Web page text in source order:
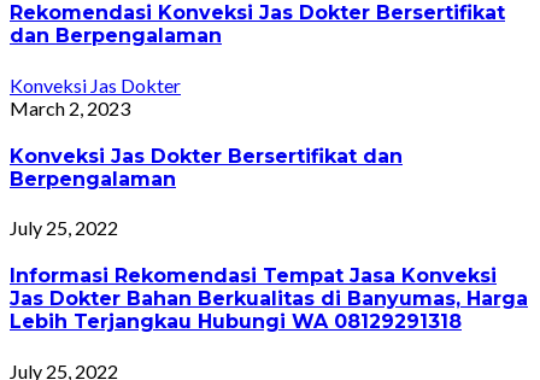
Rekomendasi Konveksi Jas Dokter Bersertifikat
dan Berpengalaman
Konveksi Jas Dokter
March 2, 2023
Konveksi Jas Dokter Bersertifikat dan
Berpengalaman
July 25, 2022
Informasi Rekomendasi Tempat Jasa Konveksi
Jas Dokter Bahan Berkualitas di Banyumas, Harga
Lebih Terjangkau Hubungi WA 08129291318
July 25, 2022